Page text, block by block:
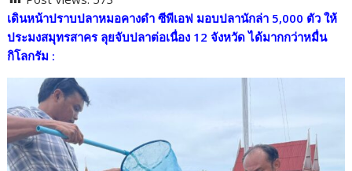
e
b
o
o
k
itt
er
e p
y
n
ar
e
เดินหน้าปราบปลาหมอคางดำ ซีพีเอฟ มอบปลานักล่า 5,000 ตัว ให้
ประมงสมุทรสาคร ลุยจับปลาต่อเนื่อง 12 จังหวัด ได้มากกว่าหมื่น
กิโลกรัม :